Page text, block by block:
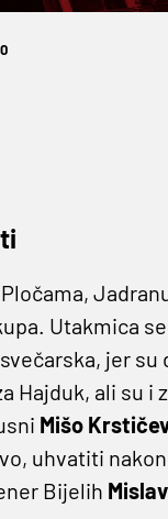
Utakmica
jer
Hajduk, ali su
Mišo
uhvatiti
Bijelih